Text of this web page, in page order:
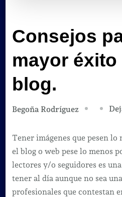
Consejos
mayor éxito
blog.
Begoña Rodríguez
Tener imágenes que pesen lo
el blog o web pese lo menos
lectores y/o seguidores es
tener al día aunque no sea
profesionales que contestan